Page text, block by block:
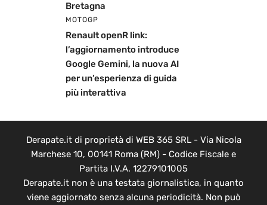
Bretagna
MOTOGP
Renault openR link:
l’aggiornamento introduce
Google Gemini, la nuova AI
per un’esperienza di guida
più interattiva
Derapate.it di proprietà di WEB 365 SRL - Via Nicola
Marchese 10, 00141 Roma (RM) - Codice Fiscale e
Partita I.V.A. 12279101005
Derapate.it non è una testata giornalistica, in quanto
viene aggiornato senza alcuna periodicità. Non può